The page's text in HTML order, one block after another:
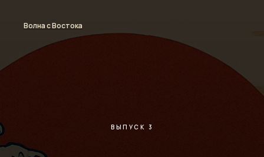
Волна с Востока
ВЫПУСК 3